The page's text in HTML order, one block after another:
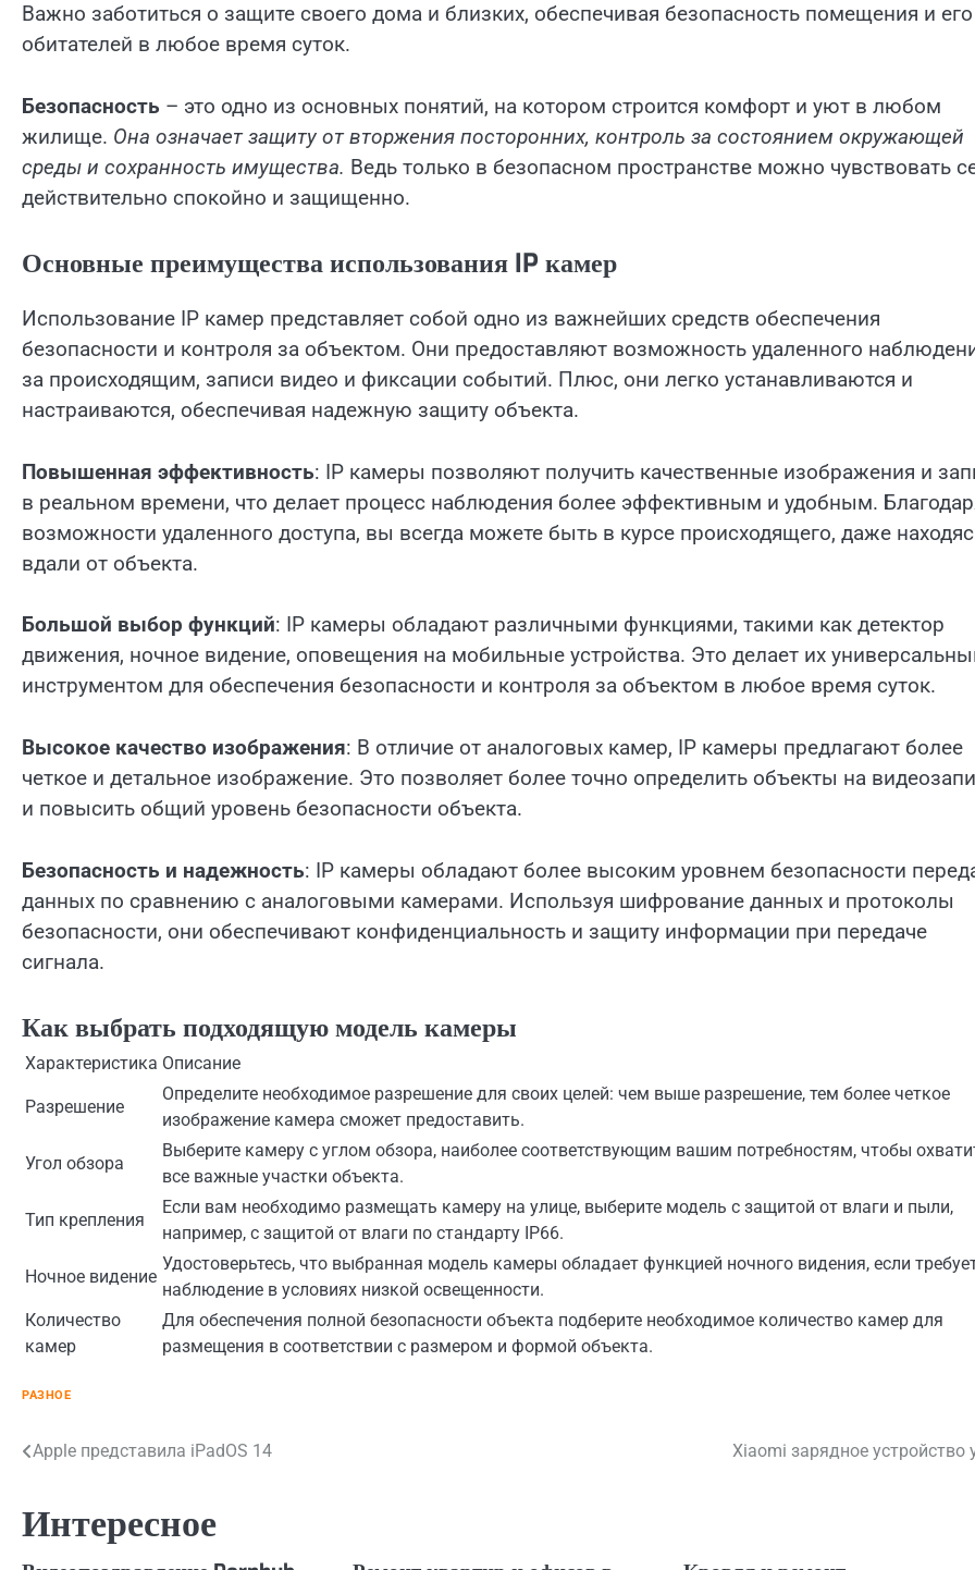
Важно заботиться о защите своего дома и близких, обеспечивая безопасность помещения и его
обитателей в любое время суток.
Безопасность – это одно из основных понятий, на котором строится комфорт и уют в любом
жилище. Она означает защиту от вторжения посторонних, контроль за состоянием окружающей
среды и сохранность имущества. Ведь только в безопасном пространстве можно чувствовать
действительно спокойно и защищенно.
Основные преимущества использования IP камер
Использование IP камер представляет собой одно из важнейших средств обеспечения
безопасности и контроля за объектом. Они предоставляют возможность удаленного
за происходящим, записи видео и фиксации событий. Плюс, они легко устанавливаются и
настраиваются, обеспечивая надежную защиту объекта.
Повышенная эффективность: IP камеры позволяют получить качественные изображения и
в реальном времени, что делает процесс наблюдения более эффективным и удобным.
возможности удаленного доступа, вы всегда можете быть в курсе происходящего, даже
вдали от объекта.
Большой выбор функций: IP камеры обладают различными функциями, такими как детектор
движения, ночное видение, оповещения на мобильные устройства. Это делает их
инструментом для обеспечения безопасности и контроля за объектом в любое время суток.
Высокое качество изображения: В отличие от аналоговых камер, IP камеры предлагают более
четкое и детальное изображение. Это позволяет более точно определить объекты на
и повысить общий уровень безопасности объекта.
Безопасность и надежность: IP камеры обладают более высоким уровнем безопасности
данных по сравнению с аналоговыми камерами. Используя шифрование данных и протоколы
безопасности, они обеспечивают конфиденциальность и защиту информации при передаче
сигнала.
Как выбрать подходящую модель камеры
Характеристика Описание
Разрешение
Определите необходимое разрешение для своих целей: чем выше разрешение, тем более четкое
изображение камера сможет предоставить.
Угол обзора
Выберите камеру с углом обзора, наиболее соответствующим вашим потребностям, чтобы
все важные участки объекта.
Тип крепления
Если вам необходимо размещать камеру на улице, выберите модель с защитой от влаги и пыли,
например, с защитой от влаги по стандарту IP66.
Ночное видение
Удостоверьтесь, что выбранная модель камеры обладает функцией ночного видения, если
наблюдение в условиях низкой освещенности.
Количество
камер
Для обеспечения полной безопасности объекта подберите необходимое количество камер для
размещения в соответствии с размером и формой объекта.
РАЗНОЕ
Навигация
записям
Apple представила iPadOS 14 Xiaomi зарядное устройство
Интересное